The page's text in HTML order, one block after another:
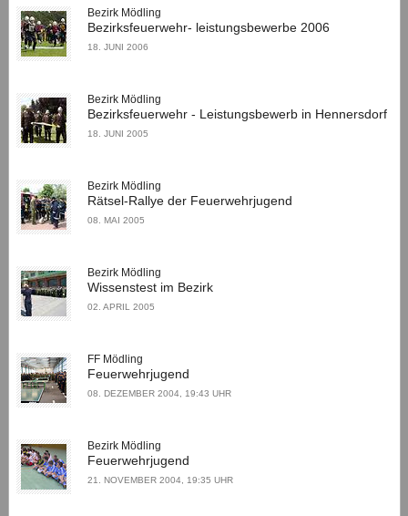
Bezirk Mödling
Bezirksfeuerwehr- leistungsbewerbe 2006
18. JUNI 2006
Bezirk Mödling
Bezirksfeuerwehr - Leistungsbewerb in Hennersdorf
18. JUNI 2005
Bezirk Mödling
Rätsel-Rallye der Feuerwehrjugend
08. MAI 2005
Bezirk Mödling
Wissenstest im Bezirk
02. APRIL 2005
FF Mödling
Feuerwehrjugend
08. DEZEMBER 2004, 19:43 UHR
Bezirk Mödling
Feuerwehrjugend
21. NOVEMBER 2004, 19:35 UHR